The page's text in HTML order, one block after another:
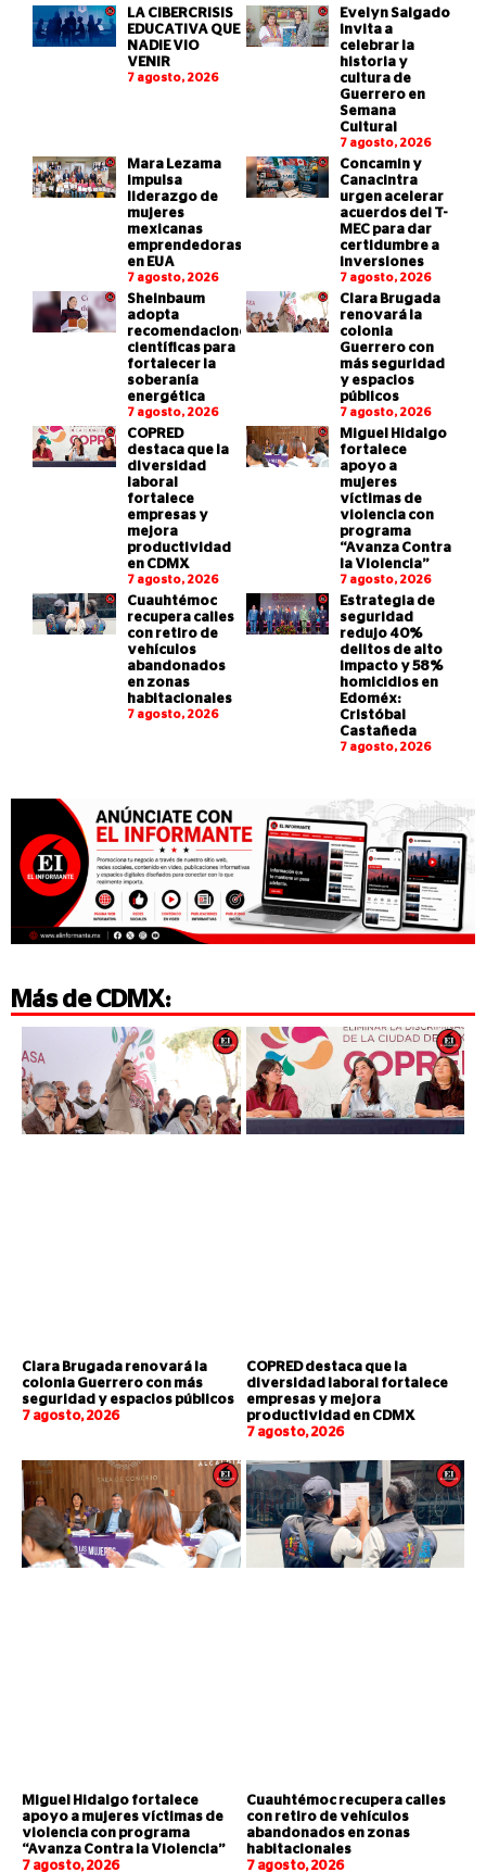
LA CIBERCRISIS
EDUCATIVA QUE
NADIE VIO
VENIR
7 agosto, 2026
Evelyn Salgado
invita a
celebrar la
historia y
cultura de
Guerrero en
Semana
Cultural
7 agosto, 2026
Mara Lezama
impulsa
liderazgo de
mujeres
mexicanas
emprendedoras
en EUA
7 agosto, 2026
Concamin y
Canacintra
urgen acelerar
acuerdos del T-
MEC para dar
certidumbre a
inversiones
7 agosto, 2026
Sheinbaum
adopta
recomendaciones
científicas para
fortalecer la
soberanía
energética
7 agosto, 2026
Clara Brugada
renovará la
colonia
Guerrero con
más seguridad
y espacios
públicos
7 agosto, 2026
COPRED
destaca que la
diversidad
laboral
fortalece
empresas y
mejora
productividad
en CDMX
7 agosto, 2026
Miguel Hidalgo
fortalece
apoyo a
mujeres
víctimas de
violencia con
programa
“Avanza Contra
la Violencia”
7 agosto, 2026
Cuauhtémoc
recupera calles
con retiro de
vehículos
abandonados
en zonas
habitacionales
7 agosto, 2026
Estrategia de
seguridad
redujo 40%
delitos de alto
impacto y 58%
homicidios en
Edoméx:
Cristóbal
Castañeda
7 agosto, 2026
Más deCDMX:
Clara Brugada renovará la
colonia Guerrero con más
seguridad y espacios públicos
7 agosto, 2026
COPRED destaca que la
diversidad laboral fortalece
empresas y mejora
productividad en CDMX
7 agosto, 2026
Miguel Hidalgo fortalece
apoyo a mujeres víctimas de
violencia con programa
“Avanza Contra la Violencia”
7 agosto, 2026
Cuauhtémoc recupera calles
con retiro de vehículos
abandonados en zonas
habitacionales
7 agosto, 2026